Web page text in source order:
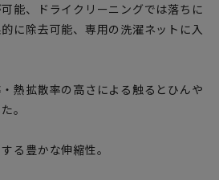
能、ドライクリーニングでは落ちに
に除去可能、専用の洗濯ネットに入
熱拡散率の高さによる触るとひんや
。
る豊かな伸縮性。